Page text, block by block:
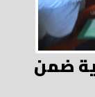
ضمن